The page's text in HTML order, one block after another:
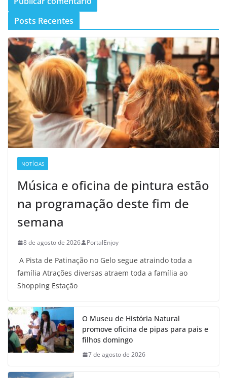
Posts Recentes
NOTÍCIAS
Música e oficina de pintura estão
na programação deste fim de
semana
8 de agosto de 2026 PortalEnjoy
A Pista de Patinação no Gelo segue atraindo toda a
família Atrações diversas atraem toda a família ao
Shopping Estação
O Museu de História Natural
promove oficina de pipas para pais e
filhos domingo
7 de agosto de 2026